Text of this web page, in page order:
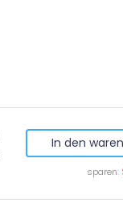
In den
sparen: